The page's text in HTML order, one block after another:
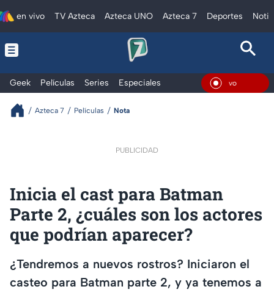
en vivo TV Azteca Azteca UNO Azteca 7 Deportes
Geek Películas Series Especiales En
Azteca 7 Películas Nota
PUBLICIDAD
Inicia el cast para Batman
Parte 2, ¿cuáles son los actores
que podrían aparecer?
¿Tendremos a nuevos rostros? Iniciaron el
casteo para Batman parte 2, y ya tenemos a